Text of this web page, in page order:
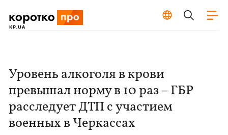
Уровень алкоголя в крови
превышал норму в 10 раз – ГБР
расследует ДТП с участием
военных в Черкассах